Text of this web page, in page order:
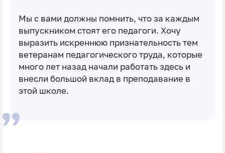
Мы с вами должны помнить, что за каждым
выпускником стоят его педагоги. Хочу
выразить искреннюю признательность тем
ветеранам педагогического труда, которые
много лет назад начали работать здесь и
внесли большой вклад в преподавание в
этой школе.